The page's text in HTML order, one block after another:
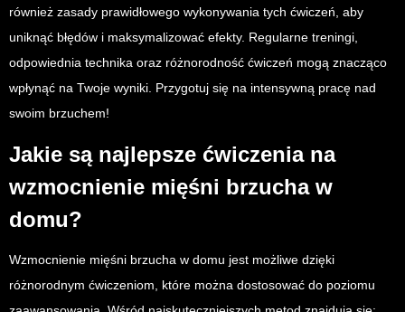
również zasady prawidłowego wykonywania tych ćwiczeń, aby
uniknąć błędów i maksymalizować efekty. Regularne treningi,
odpowiednia technika oraz różnorodność ćwiczeń mogą znacząco
wpłynąć na Twoje wyniki. Przygotuj się na intensywną pracę nad
swoim brzuchem!
Jakie są najlepsze ćwiczenia na
wzmocnienie mięśni brzucha w
domu?
Wzmocnienie mięśni brzucha w domu jest możliwe dzięki
różnorodnym ćwiczeniom, które można dostosować do poziomu